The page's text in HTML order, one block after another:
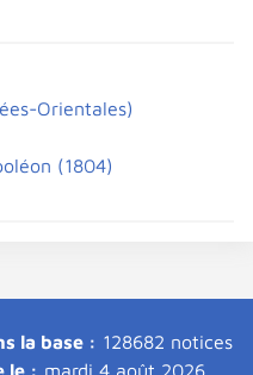
Orientales)
(1804)
la base : 128682 notices
le : mardi 4 août 2026